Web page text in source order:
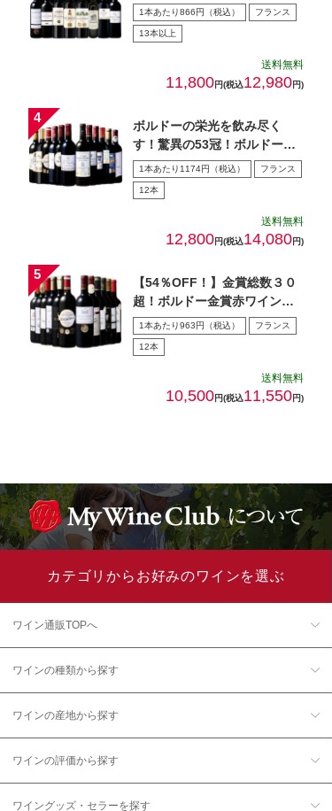
５本セット 第28弾
1本あたり866円（税込） フランス
13本以上
送料無料
11,800円(税込12,980円)
ボルドーの栄光を飲み尽く
す！驚異の53冠！ボルドー多
金賞赤ワイン12本セット
1本あたり1174円（税込） フランス
12本
送料無料
12,800円(税込14,080円)
【54％OFF！】金賞総数３０
超！ボルドー金賞赤ワイン１
２本セット 第１5弾
1本あたり963円（税込） フランス
12本
送料無料
10,500円(税込11,550円)
カテゴリからお好みのワインを選ぶ
ワイン通販TOPへ
ワインの種類から探す
ワインの産地から探す
ワインの評価から探す
ワイングッズ・セラーを探す